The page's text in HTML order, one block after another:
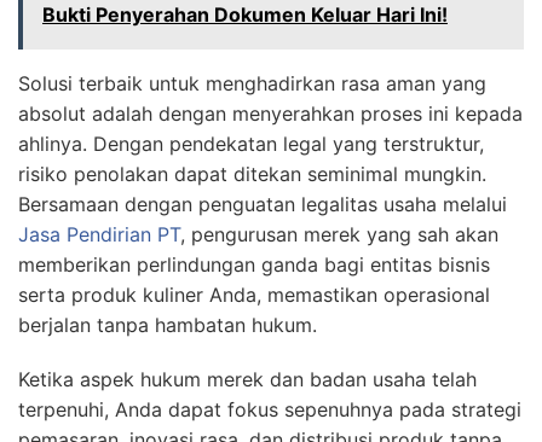
Bukti Penyerahan Dokumen Keluar Hari Ini!
Solusi terbaik untuk menghadirkan rasa aman yang
absolut adalah dengan menyerahkan proses ini kepada
ahlinya. Dengan pendekatan legal yang terstruktur,
risiko penolakan dapat ditekan seminimal mungkin.
Bersamaan dengan penguatan legalitas usaha melalui
Jasa Pendirian PT, pengurusan merek yang sah akan
memberikan perlindungan ganda bagi entitas bisnis
serta produk kuliner Anda, memastikan operasional
berjalan tanpa hambatan hukum.
Ketika aspek hukum merek dan badan usaha telah
terpenuhi, Anda dapat fokus sepenuhnya pada strategi